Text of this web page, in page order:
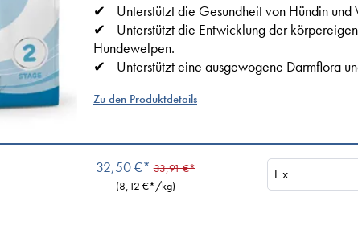
Unterstützt die Gesundheit von Hündin und
Unterstützt die Entwicklung der
Hundewelpen.
Unterstützt eine ausgewogene Darmflora
Zu den Produktdetails
32,50 €* 33,91 €*
(8,12 €*/kg)